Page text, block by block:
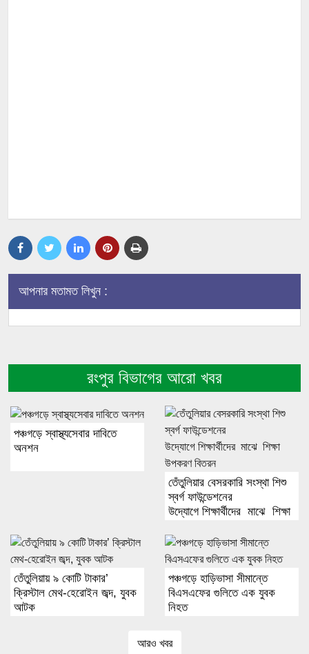
আপনার মতামত লিখুন :
রংপুর বিভাগের আরো খবর
পঞ্চগড়ে স্বাস্থ্যসেবার দাবিতে
অনশন
তেঁতুলিয়ার বেসরকারি সংস্থা শিশু
স্বর্গ ফাউন্ডেশনের
উদ্যোগে শিক্ষার্থীদের মাঝে শিক্ষা
তেঁতুলিয়ায় ৯ কোটি টাকার’
ক্রিস্টাল মেথ-হেরোইন জব্দ, যুবক
আটক
পঞ্চগড়ে হাড়িভাসা সীমান্তে
বিএসএফের গুলিতে এক যুবক
নিহত
আরও খবর